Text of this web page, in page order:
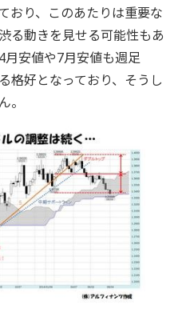
おり、このあたりは重要な
る動きを見せる可能性もあ
月安値や7月安値も週足
格好となっており、そうし
。